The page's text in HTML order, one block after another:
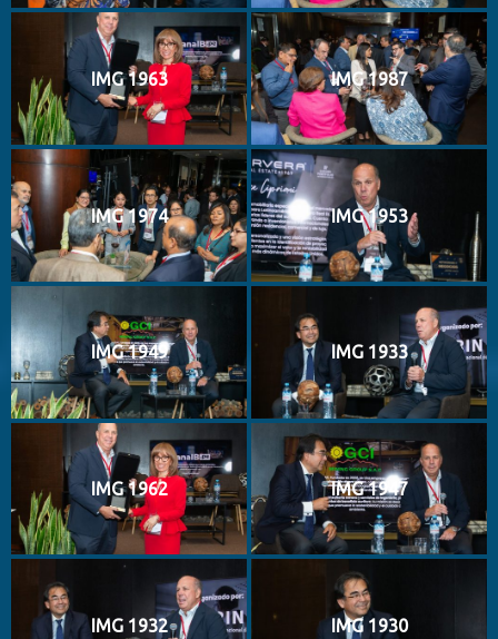
IMG 1963 IMG 1987
IMG 1974 IMG 1953
IMG 1949 IMG 1933
IMG 1962 IMG 1947
IMG 1932 IMG 1930